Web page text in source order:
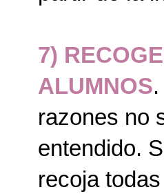
7)
ALUMNOS
razones no
entendido.
recoja